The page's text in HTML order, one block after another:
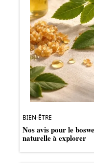
BIEN-ÊTRE
Nos avis pour le
naturelle à explorer